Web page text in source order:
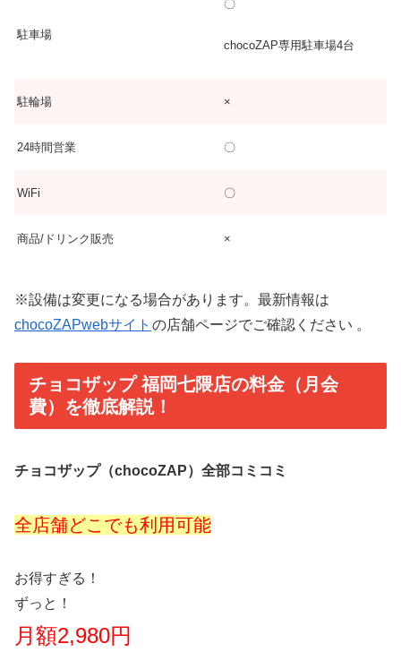
駐車場
〇
chocoZAP専用駐車場4台
駐輪場 ×
24時間営業 〇
WiFi 〇
商品/ドリンク販売 ×
※設備は変更になる場合があります。最新情報は
chocoZAPwebサイト の店舗ページでご確認ください 。
チョコザップ 福岡七隈店の料金（月会
費）を徹底解説！
チョコザップ（chocoZAP）全部コミコミ
全店舗どこでも利用可能
お得すぎる！
ずっと！
月額2,980円